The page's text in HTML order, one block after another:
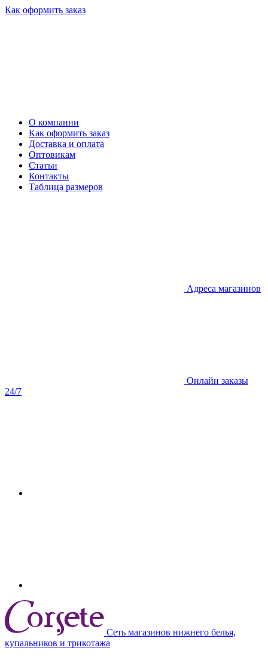
Как оформить заказ
О компании
Как оформить заказ
Доставка и оплата
Оптовикам
Статьи
Контакты
Таблица размеров
Адреса магазинов
Онлайн заказы
24/7
Сеть магазинов нижнего белья,
купальников и трикотажа